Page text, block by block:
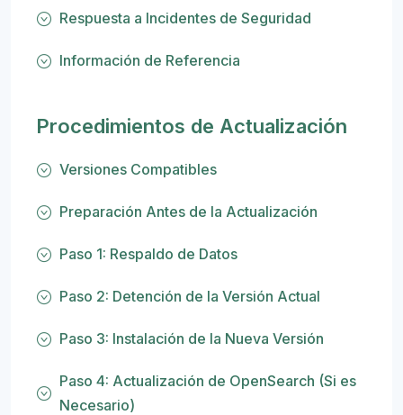
Respuesta a Incidentes de Seguridad
Información de Referencia
Procedimientos de Actualización
Versiones Compatibles
Preparación Antes de la Actualización
Paso 1: Respaldo de Datos
Paso 2: Detención de la Versión Actual
Paso 3: Instalación de la Nueva Versión
Paso 4: Actualización de OpenSearch (Si es
Necesario)